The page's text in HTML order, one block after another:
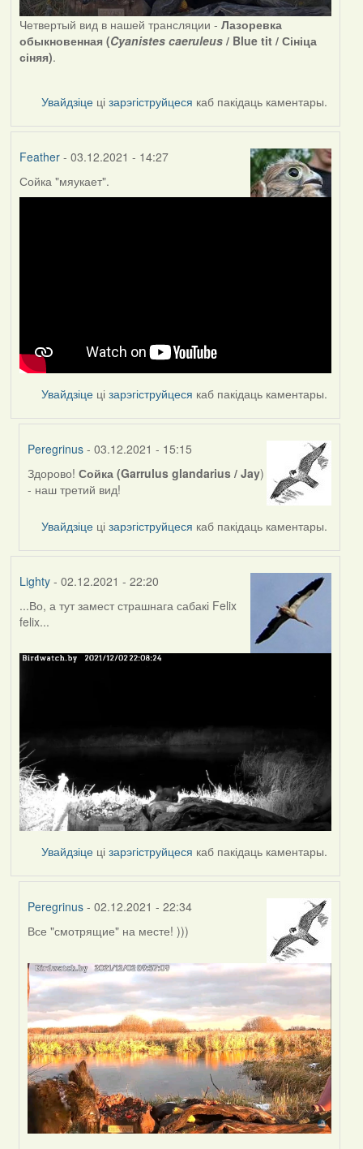
Четвертый вид в нашей трансляции - Лазоревка
обыкновенная (Cyanistes caeruleus/ Blue tit / Сініца
сіняя).
Увайдзіце цізарэгіструйцеся каб пакідаць каментары.
Feather- 03.12.2021 - 14:27
Сойка "мяукает".
Увайдзіце цізарэгіструйцеся каб пакідаць каментары.
Peregrinus - 03.12.2021 - 15:15
In
reply
Здорово!Сойка (Garrulus glandarius / Jay)
- наш третий вид!
Увайдзіце цізарэгіструйцеся каб пакідаць каментары.
Lighty- 02.12.2021 - 22:20
...Во, а тут замест страшнага сабакі Felix
felix...
Увайдзіце цізарэгіструйцеся каб пакідаць каментары.
Peregrinus - 02.12.2021 - 22:34
In
to
by
Lighty
Все "смотрящие" на месте! )))